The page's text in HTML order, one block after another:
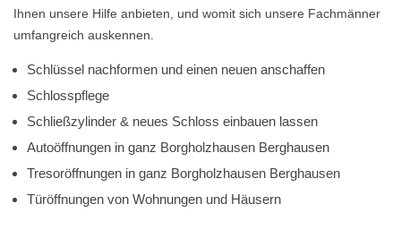
Ihnen unsere Hilfe anbieten, und womit sich unsere Fachmänner
umfangreich auskennen.
Schlüssel nachformen und einen neuen anschaffen
Schlosspflege
Schließzylinder & neues Schloss einbauen lassen
Autoöffnungen in ganz Borgholzhausen Berghausen
Tresoröffnungen in ganz Borgholzhausen Berghausen
Türöffnungen von Wohnungen und Häusern